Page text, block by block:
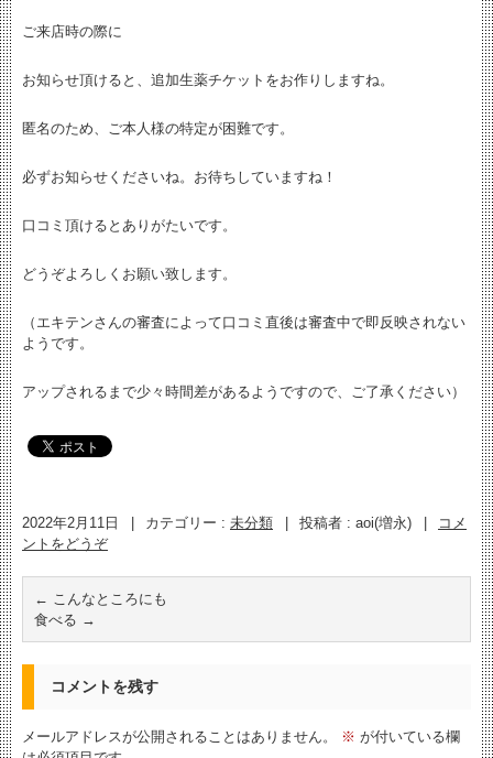
ご来店時の際に
お知らせ頂けると、追加生薬チケットをお作りしますね。
匿名のため、ご本人様の特定が困難です。
必ずお知らせくださいね。お待ちしていますね！
口コミ頂けるとありがたいです。
どうぞよろしくお願い致します。
（エキテンさんの審査によって口コミ直後は審査中で即反映されない
ようです。
アップされるまで少々時間差があるようですので、ご了承ください）
2022年2月11日 カテゴリー : 未分類 投稿者 : aoi(増永)
コメ
ントをどうぞ
← こんなところにも
食べる →
コメントを残す
メールアドレスが公開されることはありません。 ※ が付いている欄